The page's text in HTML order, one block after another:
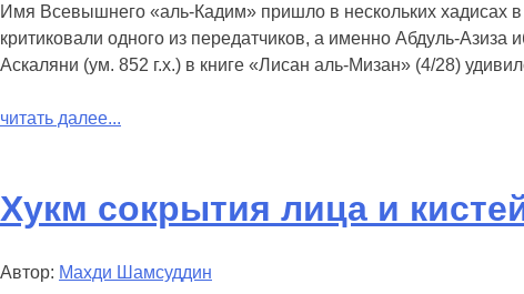
Имя Всевышнего «аль-Кадим» пришло в нескольких хадисах
критиковали одного из передатчиков, а именно Абдуль-
Аскаляни (ум. 852 г.х.) в книге «Лисан аль-Мизан» (4/28)
читать далее...
Хукм сокрытия лица и
Автор: Махди Шамсуддин